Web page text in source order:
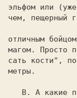
эльфом или
чем, пещерный
отличным
магом. Просто
сать кости",
метры.
   В.
А какие